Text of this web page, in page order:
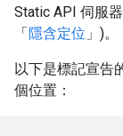
Static API 伺服
「隱含定位 」)。
以下是標記宣告
個位置：